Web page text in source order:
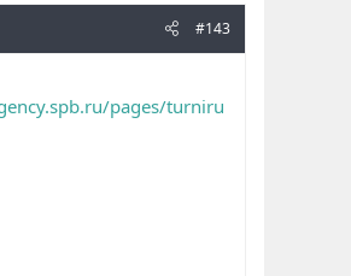
#143
pages/turniru